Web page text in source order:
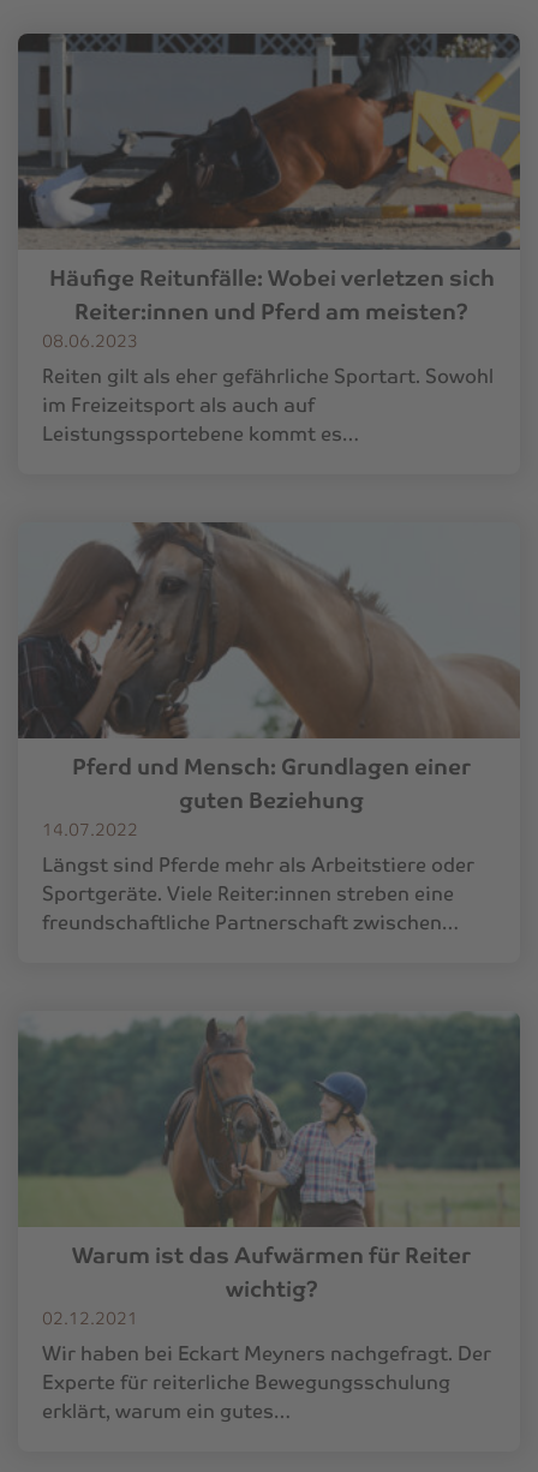
Häufige Reitunfälle: Wobei verletzen sich
Reiter:innen und Pferd am meisten?
08.06.2023
Reiten gilt als eher gefährliche Sportart. Sowohl
im Freizeitsport als auch auf
Leistungssportebene kommt es…
Pferd und Mensch: Grundlagen einer
guten Beziehung
14.07.2022
Längst sind Pferde mehr als Arbeitstiere oder
Sportgeräte. Viele Reiter:innen streben eine
freundschaftliche Partnerschaft zwischen…
Warum ist das Aufwärmen für Reiter
wichtig?
02.12.2021
Wir haben bei Eckart Meyners nachgefragt. Der
Experte für reiterliche Bewegungsschulung
erklärt, warum ein gutes…